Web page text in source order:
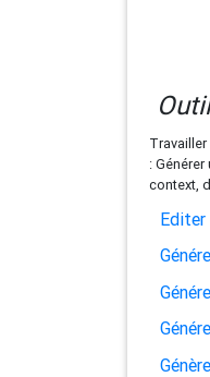
:
context,
Editer